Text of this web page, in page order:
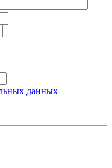
данных